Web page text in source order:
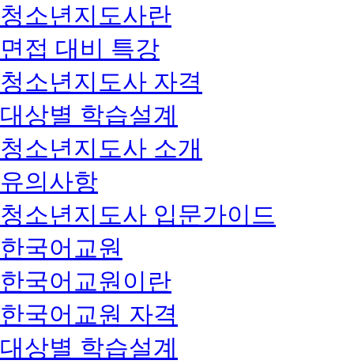
청소년지도사란
면접 대비 특강
청소년지도사 자격
대상별 학습설계
청소년지도사 소개
유의사항
청소년지도사 입문가이드
한국어교원
한국어교원이란
한국어교원 자격
대상별 학습설계